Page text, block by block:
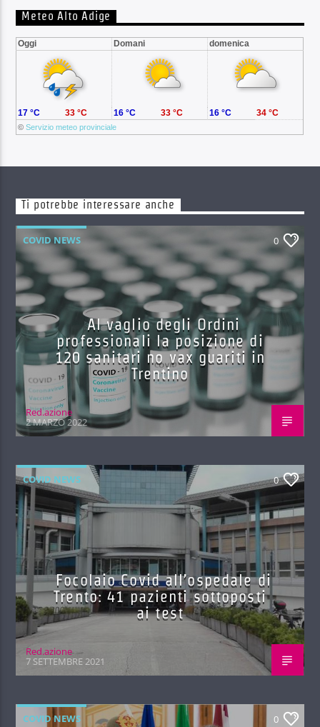
Meteo Alto Adige
Oggi Domani domenica
©Servizio meteo provinciale
17 °C 33 °C 16 °C 33 °C 16 °C 34 °C
Ti potrebbe interessare anche
COVID NEWS 0
Al vaglio degli Ordini
professionali la posizione di
120 sanitari no vax guariti in
Trentino
Red.azione
2 MARZO 2022
COVID NEWS 0
Focolaio Covid all’ospedale di
Trento: 41 pazienti sottoposti
ai test
Red.azione
7 SETTEMBRE 2021
COVID NEWS 0